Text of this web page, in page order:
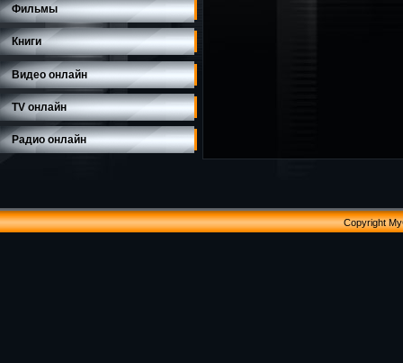
Фильмы
Книги
Видео онлайн
TV онлайн
Радио онлайн
Copyright